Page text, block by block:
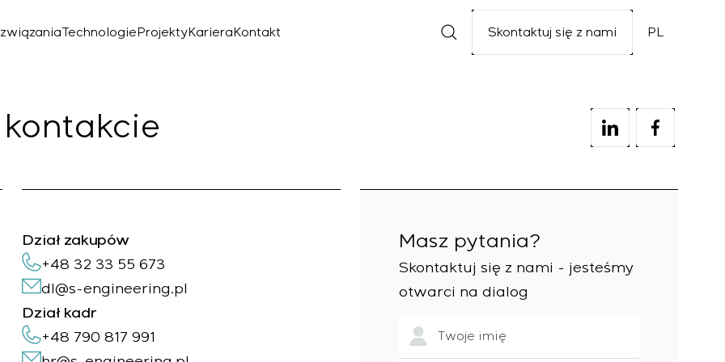
TechnologieProjektyKarieraKontakt Skontaktuj się z nami PL
Dział zakupów
+48 32 33 55 673
dl@s-engineering.pl
Dział kadr
+48 790 817 991
Masz pytania?
Skontaktuj się z nami - jesteśmy
otwarci na dialog
Twoje imię